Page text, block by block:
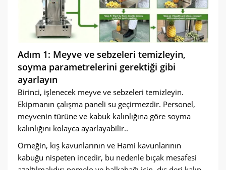
Adım 1: Meyve ve sebzeleri temizleyin,
soyma parametrelerini gerektiği gibi
ayarlayın
Birinci, işlenecek meyve ve sebzeleri temizleyin.
Ekipmanın çalışma paneli su geçirmezdir. Personel,
meyvenin türüne ve kabuk kalınlığına göre soyma
kalınlığını kolayca ayarlayabilir..
Örneğin, kış kavunlarının ve Hami kavunlarının
kabuğu nispeten incedir, bu nedenle bıçak mesafesi